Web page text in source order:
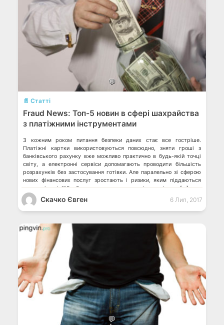
💬
📄 Статті
Fraud News: Топ-5 новин в сфері шахрайства
з платіжними інструментами
З кожним роком питання безпеки даних стає все гостріше.
Платіжні картки використовуються повсюдно, зняти гроші з
банківського рахунку вже можливо практично в будь-якій точці
світу, а електронні сервіси допомагають проводити більшість
розрахунків без застосування готівки. Але паралельно зі сферою
нових фінансових послуг зростають і ризики, яким піддаються
карткові дані. Кібербезпека стала одним з пріоритетів для […]
Скачко Євген 6 Лип, 2017
💬